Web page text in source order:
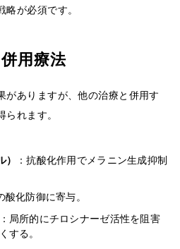
が必須です。
用療法
がありますが、他の治療と併用す
られます。
：抗酸化作用でメラニン生成抑制
酸化防御に寄与。
：局所的にチロシナーゼ活性を阻害
する。